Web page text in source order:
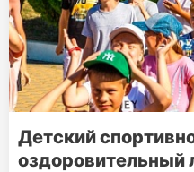
Детский
оздоровительный